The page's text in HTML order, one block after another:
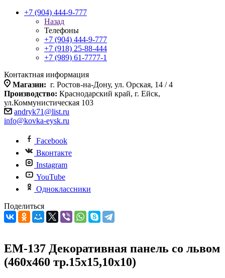
+7 (904) 444-9-777
Назад
Телефоны
+7 (904) 444-9-777
+7 (918) 25-88-444
+7 (989) 61-7777-1
Контактная информация
Магазин: г. Ростов-на-Дону, ул. Орская, 14 / 4
Производство: Краснодарский край, г. Ейск,
ул.Коммунистическая 103
andryk71@list.ru
info@kovka-eysk.ru
Facebook
Вконтакте
Instagram
YouTube
Одноклассники
Поделиться
ЕМ-137 Декоративная панель со львом
(460х460 тр.15х15,10х10)